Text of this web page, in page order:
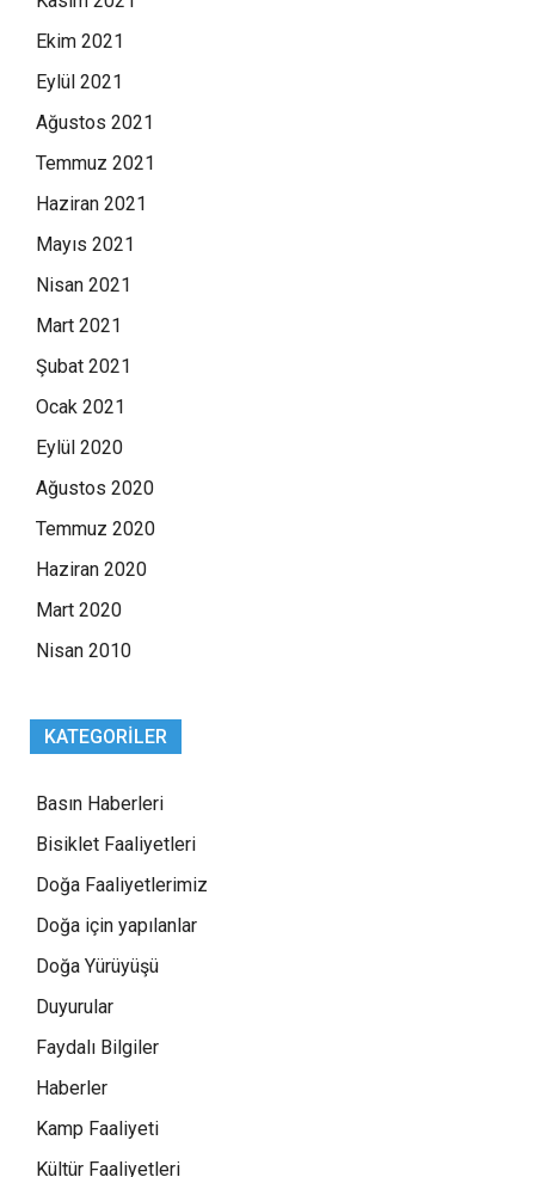
Ekim 2021
Eylül 2021
Ağustos 2021
Temmuz 2021
Haziran 2021
Mayıs 2021
Nisan 2021
Mart 2021
Şubat 2021
Ocak 2021
Eylül 2020
Ağustos 2020
Temmuz 2020
Haziran 2020
Mart 2020
Nisan 2010
KATEGORILER
Basın Haberleri
Bisiklet Faaliyetleri
Doğa Faaliyetlerimiz
Doğa için yapılanlar
Doğa Yürüyüşü
Duyurular
Faydalı Bilgiler
Haberler
Kamp Faaliyeti
Kültür Faaliyetleri